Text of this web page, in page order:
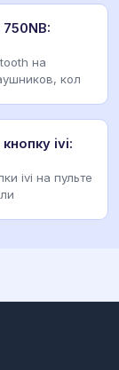
на
кол
ivi:
ivi на пульте